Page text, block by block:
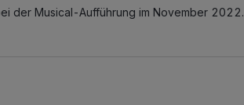
der Musical-Aufführung im November 2022.